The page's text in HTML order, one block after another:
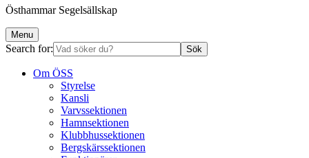
Östhammar Segelsällskap
Menu
Search for:
Om ÖSS
Styrelse
Kansli
Varvssektionen
Hamnsektionen
Klubbhussektionen
Bergskärssektionen